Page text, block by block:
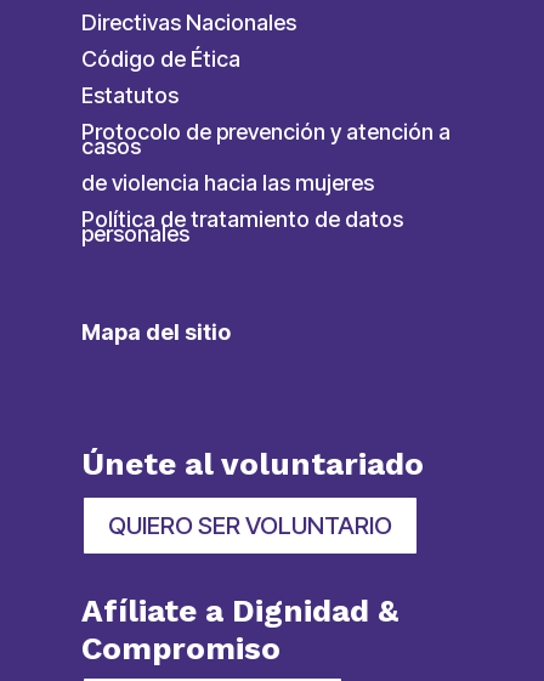
Directivas Nacionales
Código de Ética
Estatutos
Protocolo de prevención y atención a
casos
de violencia hacia las mujeres
Política de tratamiento de datos
personales
Mapa del sitio
Únete al voluntariado
QUIERO SER VOLUNTARIO
Afíliate a Dignidad &
Compromiso